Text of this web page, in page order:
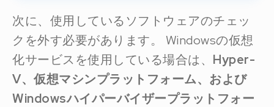
次に、使用しているソフトウェアのチェッ
クを外す必要があります。 Windowsの仮想
化サービスを使用している場合は、 Hyper-
V、仮想マシンプラットフォーム、および
Windowsハイパーバイザープラットフォー